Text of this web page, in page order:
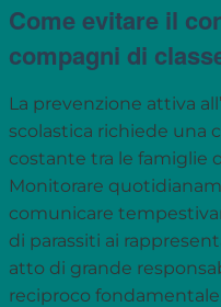
Come evitare il
compagni di
La prevenzione attiva
scolastica richiede una
costante tra le famiglie
Monitorare
comunicare
di parassiti ai
atto di grande
reciproco